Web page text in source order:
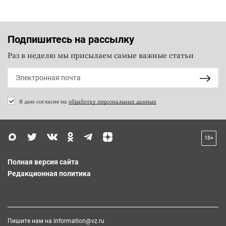
Подпишитесь на рассылку
Раз в неделю мы присылаем самые важные статьи
Я даю согласие на обработку персональных данных
18+
Полная версия сайта
Редакционная политика
Пишите нам на information@vz.ru